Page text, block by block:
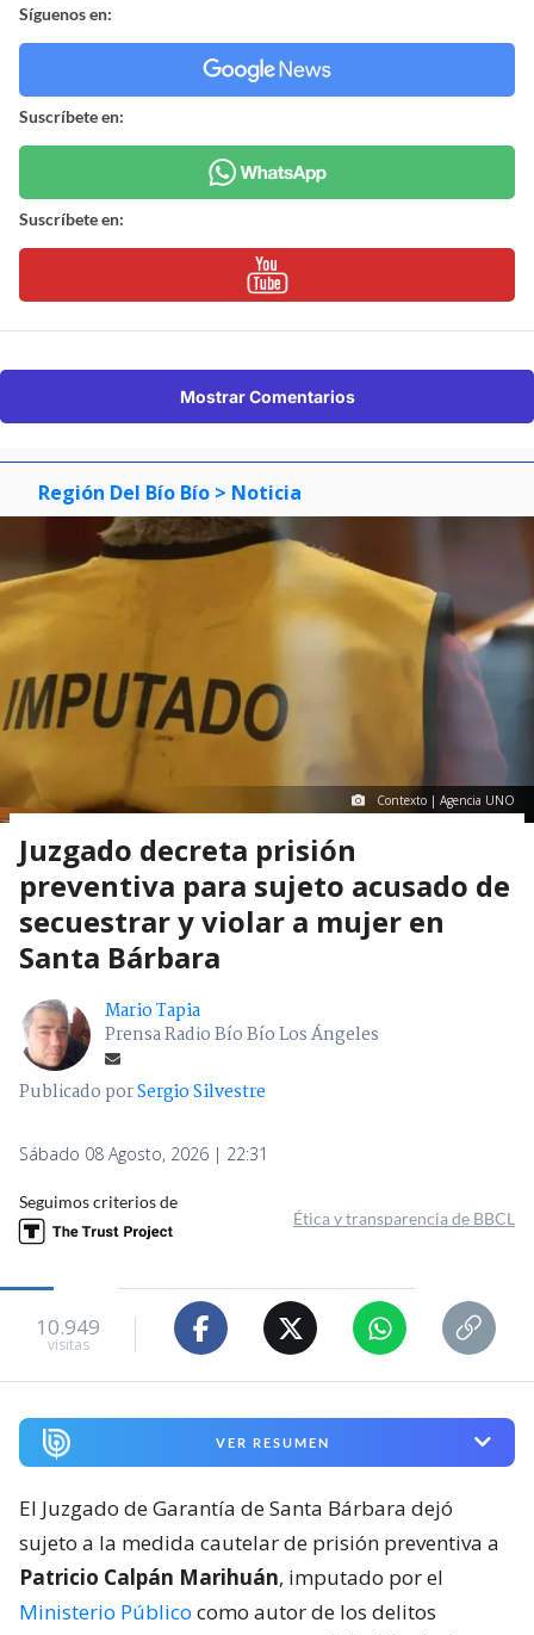
Síguenos en:
Suscríbete en:
Suscríbete en:
Mostrar Comentarios
Región Del Bío Bío > Noticia
Contexto | Agencia UNO
Juzgado decreta prisión
preventiva para sujeto acusado de
secuestrar y violar a mujer en
Santa Bárbara
Mario Tapia
Prensa Radio Bío Bío Los Ángeles
Publicado porSergio Silvestre
Sábado 08 Agosto, 2026 | 22:31
Seguimos criterios de
Ética y transparencia de BBCL
10.949
visitas
VER RESUMEN
El Juzgado de Garantía de Santa Bárbara dejó
sujeto a la medida cautelar de prisión preventiva a
Patricio Calpán Marihuán, imputado por el
Ministerio Público como autor de los delitos